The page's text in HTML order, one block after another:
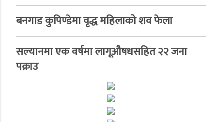
बनगाड कुपिण्डेमा वृद्ध महिलाको शव फेला
सल्यानमा एक वर्षमा लागूऔषधसहित २२ जना
पक्राउ